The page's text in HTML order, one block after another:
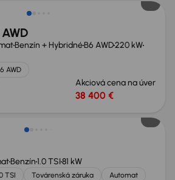
Benzín + HybridnéB6 AWD220 kW
AWD
Akciová cena na úver
38 400 €
Benzín1.0 TSI81 kW
TSI Továrenská záruka
Automat